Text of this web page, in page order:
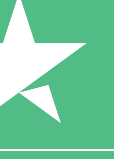
Individuales
de descarga. Sin compromiso
10 00